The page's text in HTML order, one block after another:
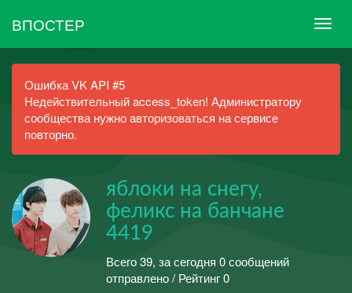
ВПОСТЕР
Ошибка VK API #5
Недействительный access_token! Администратору
сообщества нужно авторизоваться на сервисе
повторно.
яблоки на снегу,
феликс на банчане
4419
Всего 39, за сегодня 0 сообщений
отправлено / Рейтинг 0